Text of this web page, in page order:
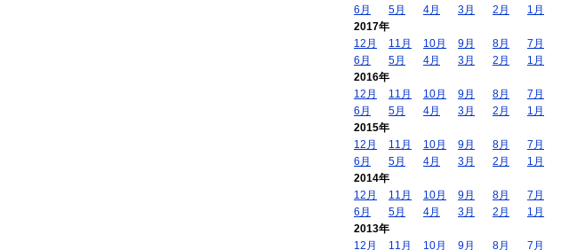
6月
5月 4月 3月 2月
1月
2017年
12月
11月 10月 9月 8月
7月
6月
5月 4月 3月 2月
1月
2016年
12月
11月 10月 9月 8月
7月
6月
5月 4月 3月 2月
1月
2015年
12月
11月 10月 9月 8月
7月
6月
5月 4月 3月 2月
1月
2014年
12月
11月 10月 9月 8月
7月
6月
5月 4月 3月 2月
1月
2013年
12月
11月 10月 9月 8月 7月